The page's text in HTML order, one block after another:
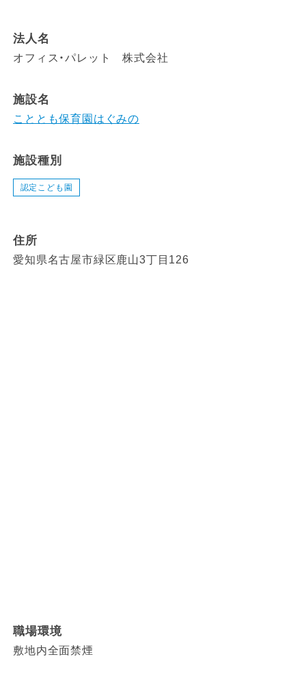
法人名
オフィス・パレット 株式会社
施設名
こととも保育園はぐみの
施設種別
認定こども園
住所
愛知県名古屋市緑区鹿山3丁目126
職場環境
敷地内全面禁煙